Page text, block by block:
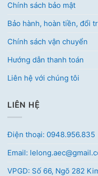
Chính sách bảo mật
Bảo hành, hoàn tiền, đổi
Chính sách vận chuyển
Hướng dẫn thanh toán
Liên hệ với chúng tôi
LIÊN HỆ
Điện thoại: 0948.956.835
Email:
VPGD: Số 66, Ngõ 282